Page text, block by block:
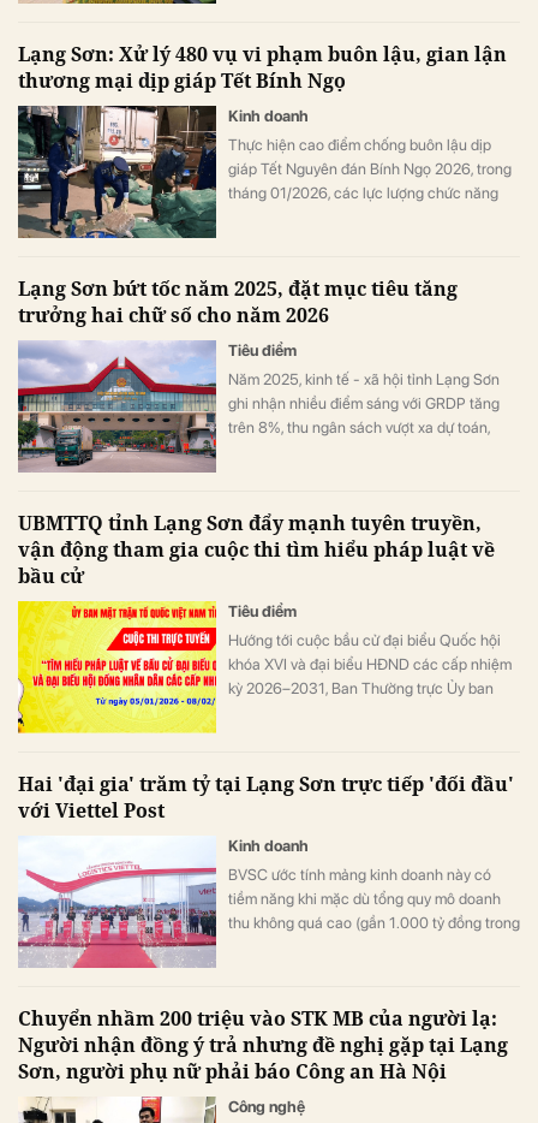
Lạng Sơn: Xử lý 480 vụ vi phạm buôn lậu, gian lận
thương mại dịp giáp Tết Bính Ngọ
Kinh doanh
Thực hiện cao điểm chống buôn lậu dịp
giáp Tết Nguyên đán Bính Ngọ 2026, trong
tháng 01/2026, các lực lượng chức năng
Lạng Sơn bứt tốc năm 2025, đặt mục tiêu tăng
trưởng hai chữ số cho năm 2026
Tiêu điểm
Năm 2025, kinh tế - xã hội tỉnh Lạng Sơn
ghi nhận nhiều điểm sáng với GRDP tăng
trên 8%, thu ngân sách vượt xa dự toán,
tới giai đoạn phát triển mới bền vững và
hiện đại hơn.
UBMTTQ tỉnh Lạng Sơn đẩy mạnh tuyên truyền,
vận động tham gia cuộc thi tìm hiểu pháp luật về
bầu cử
Tiêu điểm
Hướng tới cuộc bầu cử đại biểu Quốc hội
khóa XVI và đại biểu HĐND các cấp nhiệm
kỳ 2026–2031, Ban Thường trực Ủy ban
bầu cử bằng nhiều hình thức linh hoạt, thiết
Hai 'đại gia' trăm tỷ tại Lạng Sơn trực tiếp 'đối đầu'
với Viettel Post
Kinh doanh
BVSC ước tính mảng kinh doanh này có
tiềm năng khi mặc dù tổng quy mô doanh
thu không quá cao (gần 1.000 tỷ đồng trong
với biên lợi nhuận ròng bình quân từ 25-
30%.
Chuyển nhầm 200 triệu vào STK MB của người lạ:
Người nhận đồng ý trả nhưng đề nghị gặp tại Lạng
Sơn, người phụ nữ phải báo Công an Hà Nội
Công nghệ